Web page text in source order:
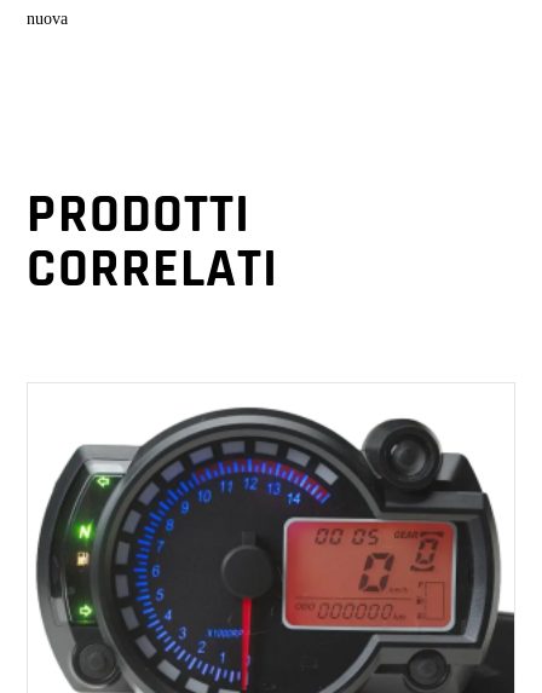
nuova
PRODOTTI
CORRELATI
AGGIUNGI AL CARRELLO